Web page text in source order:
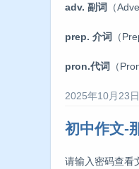
adv. 副词 （
prep. 介词 （
pron.代词 （
2025年10月23
初中作文-
请输入密码查看